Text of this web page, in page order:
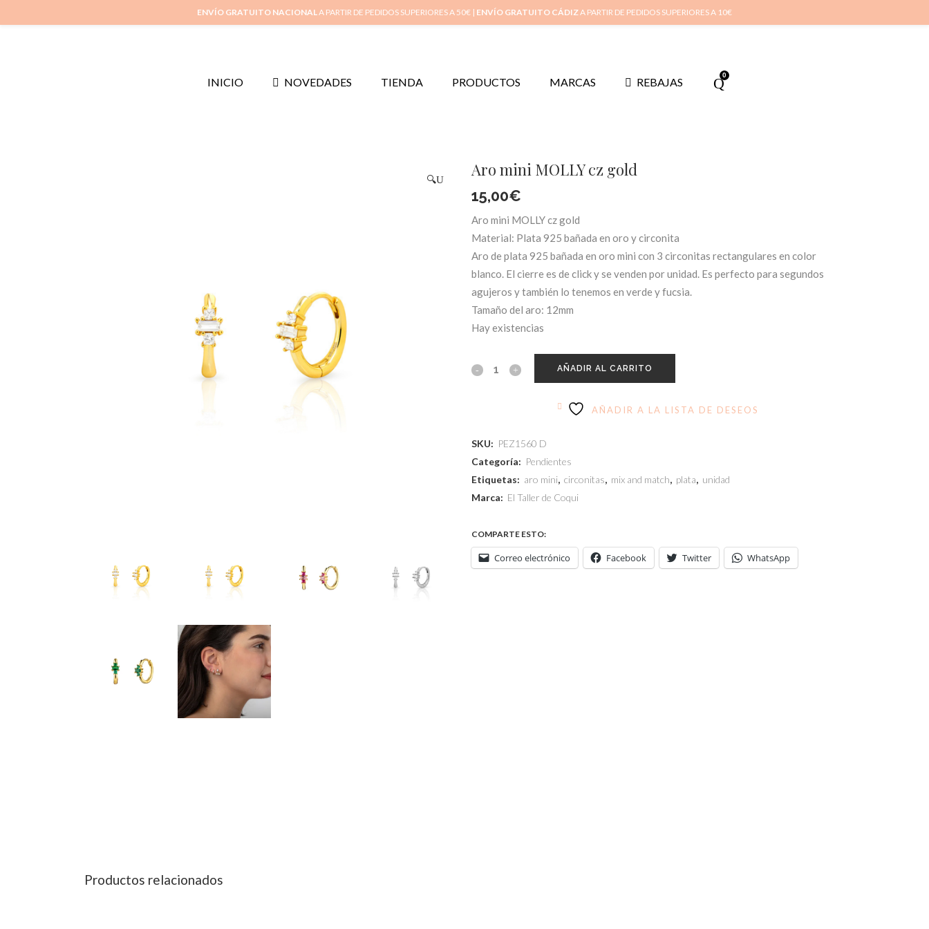
Inicio Mi cuenta Cuidado de tus joyas
INICIO NOVEDADES TIENDA PRODUCTOS MARCAS REBAJAS
0
🔍 Aro mini MOLLY cz gold
15,00€
Aro mini MOLLY cz gold
Material: Plata 925 bañada en oro y circonita
Aro de plata 925 bañada en oro mini con 3 circonitas rectangulares en color
blanco. El cierre es de click y se venden por unidad. Es perfecto para segundos
agujeros y también lo tenemos en verde y fucsia.
Tamaño del aro: 12mm
Hay existencias
AÑADIR AL CARRITO
AÑADIR A LA LISTA DE DESEOS
SKU: PEZ1560 D
Categoría: Pendientes
Etiquetas: aro mini, circonitas, mix and match, plata, unidad
Marca: El Taller de Coqui
COMPARTE ESTO:
Correo electrónico Facebook Twitter WhatsApp
Productos relacionados
ENVÍO GRATUITO NACIONALA PARTIR DE PEDIDOS SUPERIORES A 50€ | ENVÍO GRATUITO CÁDIZA PARTIR DE PEDIDOS SUPERIORES A 10€